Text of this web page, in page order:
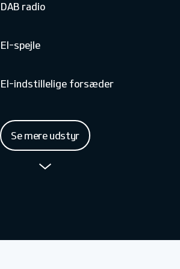
DAB radio
El-spejle
El-indstillelige forsæder
Se mere udstyr